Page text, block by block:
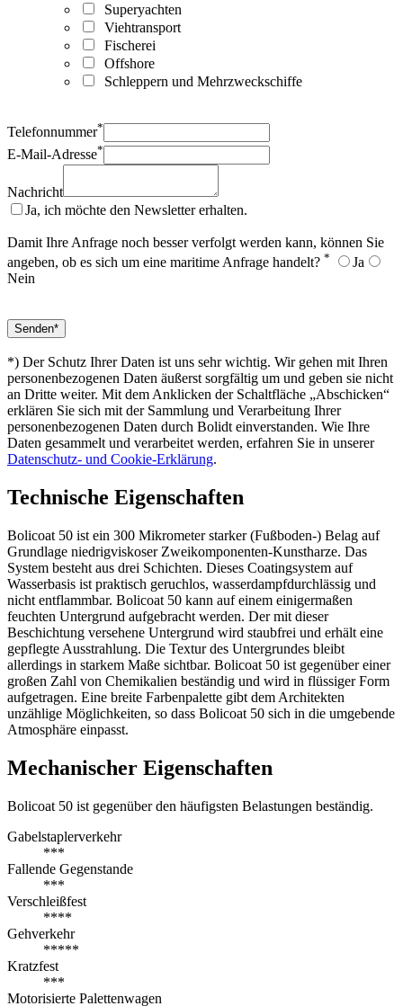
Superyachten
Viehtransport
Fischerei
Offshore
Schleppern und Mehrzweckschiffe
Telefonnummer*
E-Mail-Adresse*
Nachricht
Ja, ich möchte den Newsletter erhalten.
Damit Ihre Anfrage noch besser verfolgt werden kann, können Sie
angeben, ob es sich um eine maritime Anfrage handelt? *
Ja
Nein
*) Der Schutz Ihrer Daten ist uns sehr wichtig. Wir gehen mit Ihren
personenbezogenen Daten äußerst sorgfältig um und geben sie nicht
an Dritte weiter. Mit dem Anklicken der Schaltfläche „Abschicken“
erklären Sie sich mit der Sammlung und Verarbeitung Ihrer
personenbezogenen Daten durch Bolidt einverstanden. Wie Ihre
Daten gesammelt und verarbeitet werden, erfahren Sie in unserer
Datenschutz- und Cookie-Erklärung.
Technische Eigenschaften
Bolicoat 50 ist ein 300 Mikrometer starker (Fußboden-) Belag auf
Grundlage niedrigviskoser Zweikomponenten-Kunstharze. Das
System besteht aus drei Schichten. Dieses Coatingsystem auf
Wasserbasis ist praktisch geruchlos, wasserdampfdurchlässig und
nicht entflammbar. Bolicoat 50 kann auf einem einigermaßen
feuchten Untergrund aufgebracht werden. Der mit dieser
Beschichtung versehene Untergrund wird staubfrei und erhält eine
gepflegte Ausstrahlung. Die Textur des Untergrundes bleibt
allerdings in starkem Maße sichtbar. Bolicoat 50 ist gegenüber einer
großen Zahl von Chemikalien beständig und wird in flüssiger Form
aufgetragen. Eine breite Farbenpalette gibt dem Architekten
unzählige Möglichkeiten, so dass Bolicoat 50 sich in die umgebende
Atmosphäre einpasst.
Mechanischer Eigenschaften
Bolicoat 50 ist gegenüber den häufigsten Belastungen beständig.
Gabelstaplerverkehr
***
Fallende Gegenstande
***
Verschleißfest
****
Gehverkehr
*****
Kratzfest
***
Motorisierte Palettenwagen